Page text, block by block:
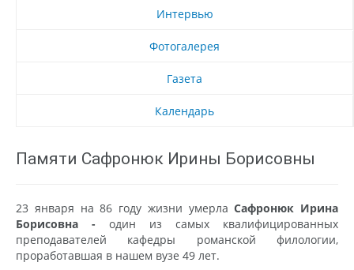
Интервью
Фотогалерея
Газета
Календарь
Памяти Сафронюк Ирины Борисовны
23 января на 86 году жизни умерлаСафронюк Ирина
Борисовна - один из самых квалифицированных
преподавателей кафедры романской филологии,
проработавшая в нашем вузе 49 лет.